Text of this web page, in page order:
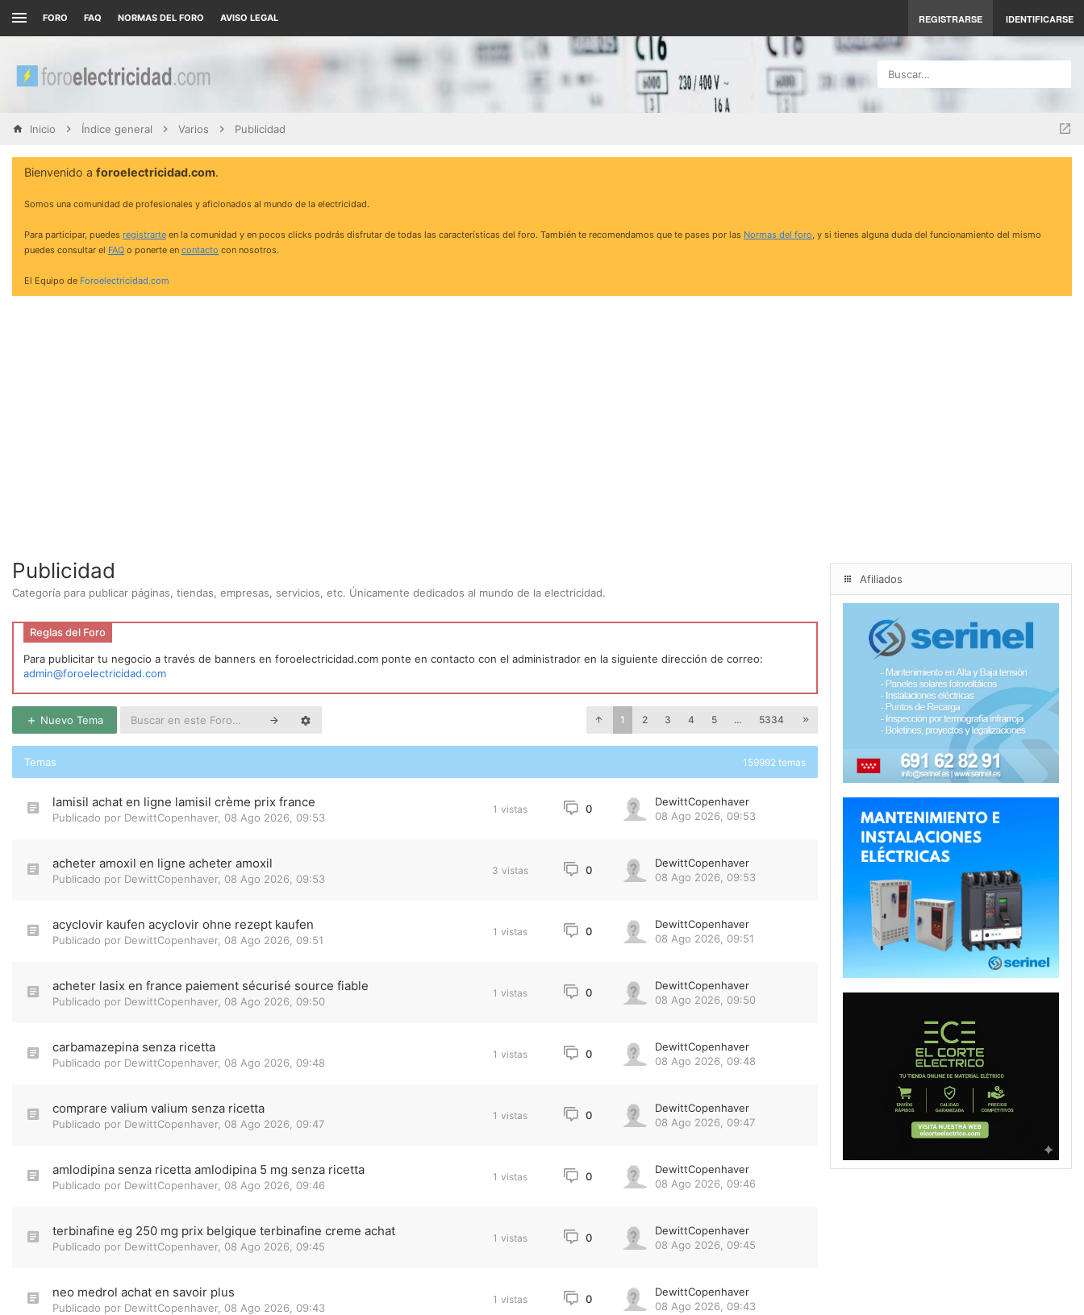
FORO FAQ NORMAS DEL FORO AVISO LEGAL REGISTRARSE IDENTIFICARSE
Buscar…
Inicio Índice general Varios Publicidad
Bienvenido a foroelectricidad.com.
Somos una comunidad de profesionales y aficionados al mundo de la electricidad.
Para participar, puedes registrarte en la comunidad y en pocos clicks podrás disfrutar de todas las características del foro. También te recomendamos que te pases por las Normas del foro, y si tienes alguna duda del funcionamiento del mismo
puedes consultar el FAQ o ponerte en contacto con nosotros.
El Equipo de Foroelectricidad.com
Publicidad
Categoría para publicar páginas, tiendas, empresas, servicios, etc. Únicamente dedicados al mundo de la electricidad.
Reglas del Foro
Para publicitar tu negocio a través de banners en foroelectricidad.com ponte en contacto con el administrador en la siguiente dirección de correo:
admin@foroelectricidad.com
Nuevo Tema 1 2 3 4 5 … 5334
Temas 159992 temas
lamisil achat en ligne lamisil crème prix france
Publicado por DewittCopenhaver, 08 Ago 2026, 09:53
1 vistas 0
DewittCopenhaver
08 Ago 2026, 09:53
acheter amoxil en ligne acheter amoxil
Publicado por DewittCopenhaver, 08 Ago 2026, 09:53
3 vistas 0
DewittCopenhaver
08 Ago 2026, 09:53
acyclovir kaufen acyclovir ohne rezept kaufen
Publicado por DewittCopenhaver, 08 Ago 2026, 09:51
1 vistas 0
DewittCopenhaver
08 Ago 2026, 09:51
acheter lasix en france paiement sécurisé source fiable
Publicado por DewittCopenhaver, 08 Ago 2026, 09:50
1 vistas 0
DewittCopenhaver
08 Ago 2026, 09:50
carbamazepina senza ricetta
Publicado por DewittCopenhaver, 08 Ago 2026, 09:48
1 vistas 0
DewittCopenhaver
08 Ago 2026, 09:48
comprare valium valium senza ricetta
Publicado por DewittCopenhaver, 08 Ago 2026, 09:47
1 vistas 0
DewittCopenhaver
08 Ago 2026, 09:47
amlodipina senza ricetta amlodipina 5 mg senza ricetta
Publicado por DewittCopenhaver, 08 Ago 2026, 09:46
1 vistas 0
DewittCopenhaver
08 Ago 2026, 09:46
terbinafine eg 250 mg prix belgique terbinafine creme achat
Publicado por DewittCopenhaver, 08 Ago 2026, 09:45
1 vistas 0
DewittCopenhaver
08 Ago 2026, 09:45
neo medrol achat en savoir plus
Publicado por DewittCopenhaver, 08 Ago 2026, 09:43
1 vistas 0
DewittCopenhaver
08 Ago 2026, 09:43
Afiliados